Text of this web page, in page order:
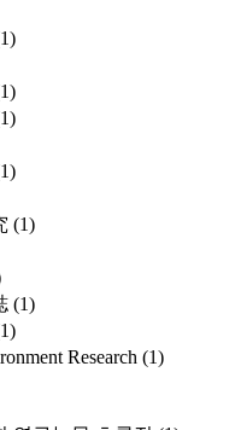
(1)
(1)
Research (1)